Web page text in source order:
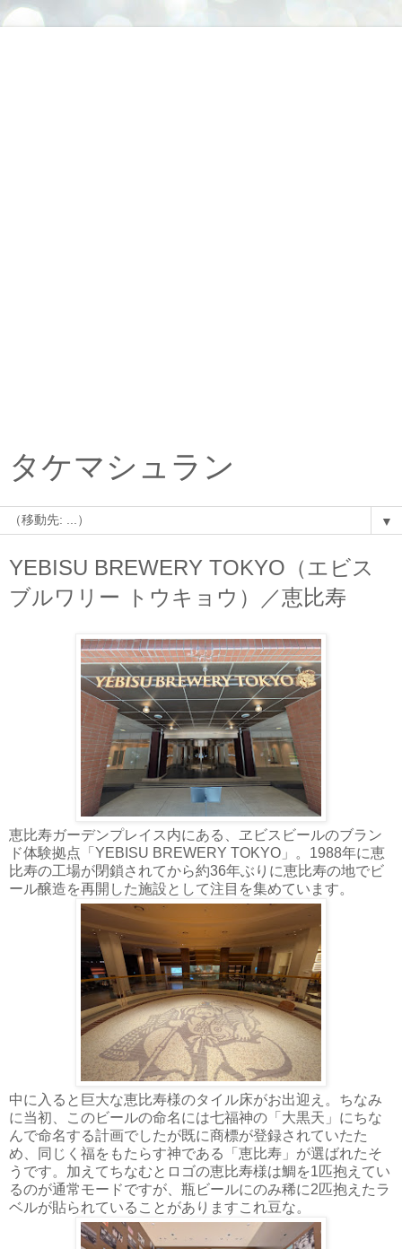
タケマシュラン
▼
YEBISU BREWERY TOKYO（エビス
ブルワリー トウキョウ）／恵比寿
恵比寿ガーデンプレイス内にある、ヱビスビールのブラン
ド体験拠点「YEBISU BREWERY TOKYO」。1988年に恵
比寿の工場が閉鎖されてから約36年ぶりに恵比寿の地でビ
ール醸造を再開した施設として注目を集めています。
中に入ると巨大な恵比寿様のタイル床がお出迎え。ちなみ
に当初、このビールの命名には七福神の「大黒天」にちな
んで命名する計画でしたが既に商標が登録されていたた
め、同じく福をもたらす神である「恵比寿」が選ばれたそ
うです。加えてちなむとロゴの恵比寿様は鯛を1匹抱えてい
るのが通常モードですが、瓶ビールにのみ稀に2匹抱えたラ
ベルが貼られていることがありますこれ豆な。